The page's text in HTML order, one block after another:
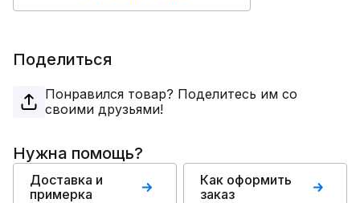
Поделиться
Понравился товар? Поделитесь им со
своими друзьями!
Нужна помощь?
Доставка и
примерка
Как оформить
заказ